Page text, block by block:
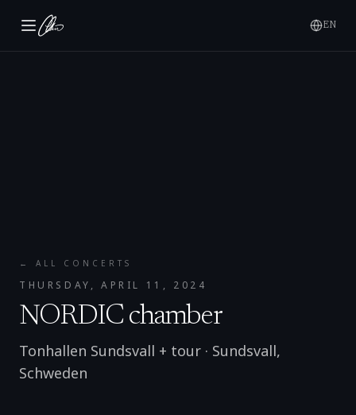
EN
← ALL CONCERTS
THURSDAY, APRIL 11, 2024
NORDIC chamber
Tonhallen Sundsvall + tour · Sundsvall,
Schweden